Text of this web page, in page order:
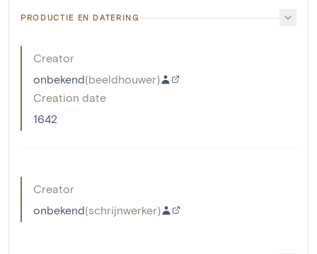
PRODUCTIE EN DATERING
Creator
onbekend(beeldhouwer)
Creation date
1642
Creator
onbekend(schrijnwerker)